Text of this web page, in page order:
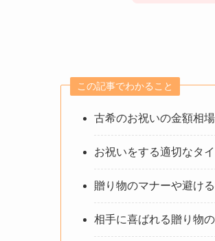
この記事でわかること
古希のお祝いの金額相
お祝いをする適切なタ
贈り物のマナーや避け
相手に喜ばれる贈り物